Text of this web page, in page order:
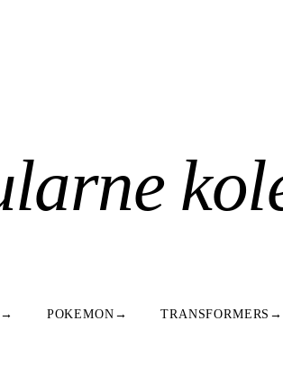
→ POKEMON → TRANSFORMERS →